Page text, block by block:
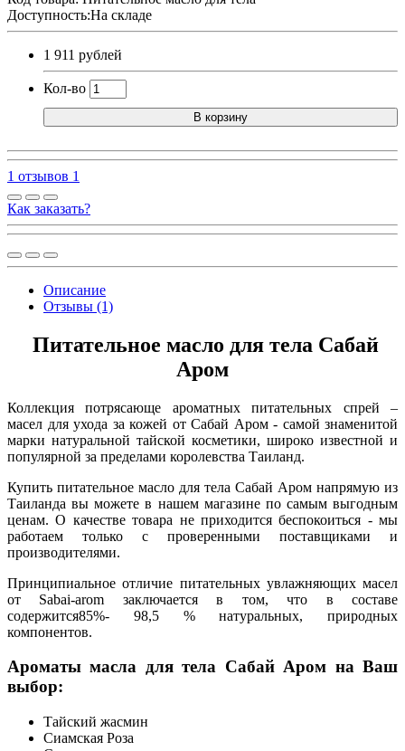
Доступность:На складе
1 911 рублей
Кол-во
В корзину
1 отзывов 1
Как заказать?
Описание
Отзывы (1)
Питательное масло для тела Сабай
Аром
Коллекция потрясающе ароматных питательных спрей –
масел для ухода за кожей от Сабай Аром - самой знаменитой
марки натуральной тайской косметики, широко известной и
популярной за пределами королевства Таиланд.
Купить питательное масло для тела Сабай Аром напрямую из
Таиланда вы можете в нашем магазине по самым выгодным
ценам. О качестве товара не приходится беспокоиться - мы
работаем только с проверенными поставщиками и
производителями.
Принципиальное отличие питательных увлажняющих масел
от Sabai-arom заключается в том, что в составе
содержится85%- 98,5 % натуральных, природных
компонентов.
Ароматы масла для тела Сабай Аром на Ваш
выбор:
Тайский жасмин
Сиамская Роза